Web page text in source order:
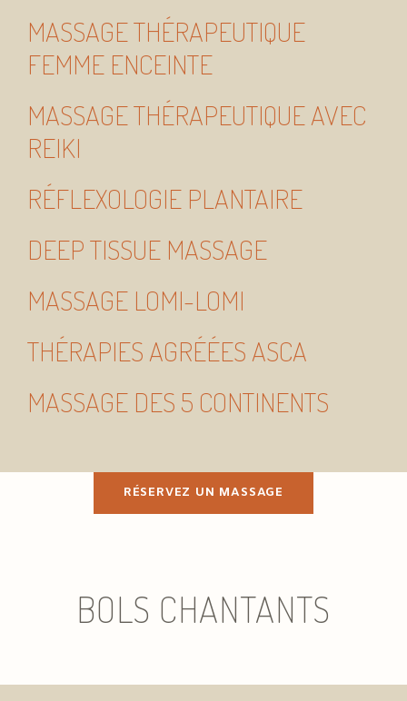
MASSAGE THÉRAPEUTIQUE
FEMME ENCEINTE
MASSAGE THÉRAPEUTIQUE AVEC
REIKI
RÉFLEXOLOGIE PLANTAIRE
DEEP TISSUE MASSAGE
MASSAGE LOMI-LOMI
THÉRAPIES AGRÉÉES ASCA
MASSAGE DES 5 CONTINENTS
RÉSERVEZ UN MASSAGE
BOLS CHANTANTS